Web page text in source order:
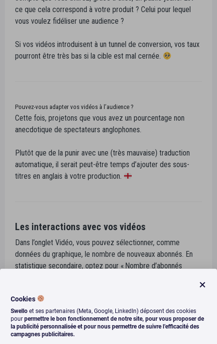
ce que cela correspond à votre produit ? Celui pour lequel
vous voulez fidéliser une audience ?
Si vos vidéos introduisent à un tunnel de conversion, vos taux
pourront être très bas si la cible est mal cernée.
Pouvez-vous adapter vos vidéos à l’audience ?
Cette fois, projetons que vous avez un pourcentage non
anecdotique de spectateurs anglophones.
Plutôt que de la punir avec une (très mauvaise) traduction
automatique, il serait peut-être temps d’ajouter des sous-
titres en anglais à votre production.
Les interactions avec vos vidéos
Dans l’onglet Vidéo, vous pouvez sélectionner, comme
données du graphique, le nombre de nouveaux abonnés. En
statistique secondaire, optez pour « Nombre d’abonnés
Cookies
Swello et ses partenaires (Meta, Google, LinkedIn) déposent des cookies
pour permettre le bon fonctionnement de notre site, pour vous proposer de
la publicité personnalisée et pour nous permettre de suivre l’efficacité des
campagnes publicitaires.